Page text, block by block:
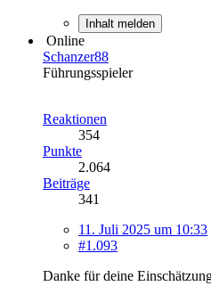
Inhalt melden
Online
Schanzer88
Führungsspieler
Reaktionen
354
Punkte
2.064
Beiträge
341
11. Juli 2025 um 10:33
#1.093
Danke für deine